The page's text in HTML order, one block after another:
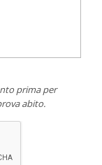
prima per
abito.